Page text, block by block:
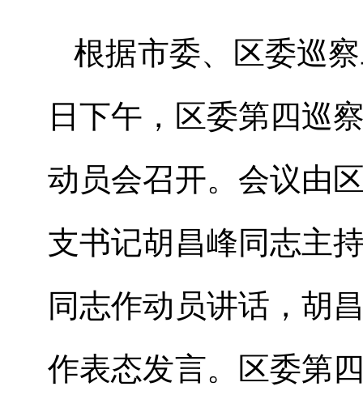
根据市委、区委巡察
日下午 ，区委第四巡
动员会召开。 会议由
支书记胡昌峰同志主
同志作动员讲话，胡
作表态发言。区委第